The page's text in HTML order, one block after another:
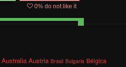
0% do not like it
Australia Austria Brasil Bulgaria Bélgica